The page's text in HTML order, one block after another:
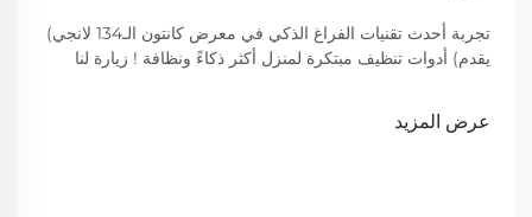
تجربة أحدث تقنيات الفراغ الذكي في معرض كانتون الـ134 لانجي)
يقدم) أدوات تنظيف مبتكرة لمنزل أكثر ذكاءً ونظافة ! زيارة لنا
عرض المزيد